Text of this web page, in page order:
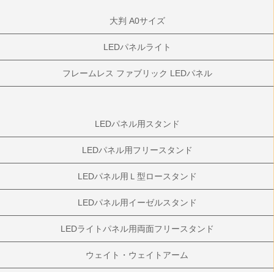
大判 A0サイズ
LEDパネルライト
フレームレス ファブリック LEDパネル
LEDパネル用スタンド
LEDパネル用フリースタンド
LEDパネル用Ｌ型ロースタンド
LEDパネル用イーゼルスタンド
LEDライトパネル用両面フリースタンド
ウェイト・ウェイトアーム